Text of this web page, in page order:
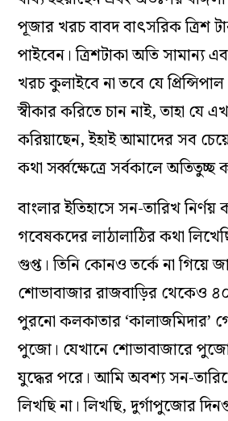
পূজার খরচ বাবদ বাৎসরিক ত্রিশ
পাইবেন। ত্রিশটাকা অতি সামান্য
খরচ কুলাইবে না তবে যে
স্বীকার করিতে চান নাই, তাহা যে
করিয়াছেন, ইহাই আমাদের সব
কথা সর্ব্বক্ষেত্রে সর্বকালে অতিতুচ্ছ
বাংলার ইতিহাসে সন-তারিখ নির্ণয়
গবেষকদের লাঠালাঠির কথা
গুপ্ত। তিনি কোনও তর্কে না গিয়ে
শোভাবাজার রাজবাড়ির থেকেও
পুরনো কলকাতার ‘কালাজমিদার’
পুজো। যেখানে শোভাবাজারে
যুদ্ধের পরে। আমি অবশ্য সন-
লিখছি না। লিখছি, দুর্গাপুজোর